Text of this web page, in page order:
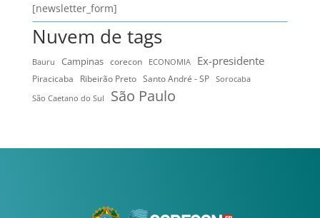
[newsletter_form]
Nuvem de tags
Bauru Campinas corecon ECONOMIA Ex-presidente
Piracicaba Ribeirão Preto Santo André - SP
Sorocaba
São Caetano do Sul
São Paulo